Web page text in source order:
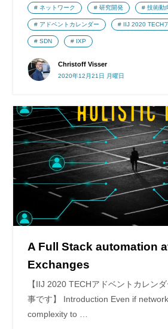
Christoff Visser
2020年12月21日 月曜日
ネットワーク 研究開発 技術動
アドベントカレンダー IIJ 2020 TECH
SDN IXP
A Full Stack automation
Exchanges
【IIJ 2020 TECHアドベントカレン
事です】 Introduction Even if
complexity to …